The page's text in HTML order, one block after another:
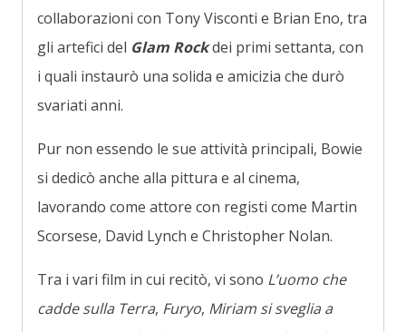
collaborazioni con Tony Visconti e Brian Eno, tra
gli artefici del Glam Rockdei primi settanta, con
i quali instaurò una solida e amicizia che durò
svariati anni.
Pur non essendo le sue attività principali, Bowie
si dedicò anche alla pittura e al cinema,
lavorando come attore con registi come Martin
Scorsese, David Lynch e Christopher Nolan.
Tra i vari film in cui recitò, vi sono L’uomo che
cadde sulla Terra, Furyo, Miriam si sveglia a